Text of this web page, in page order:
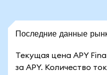
Последние данные
Текущая цена APY
за APY. Количество